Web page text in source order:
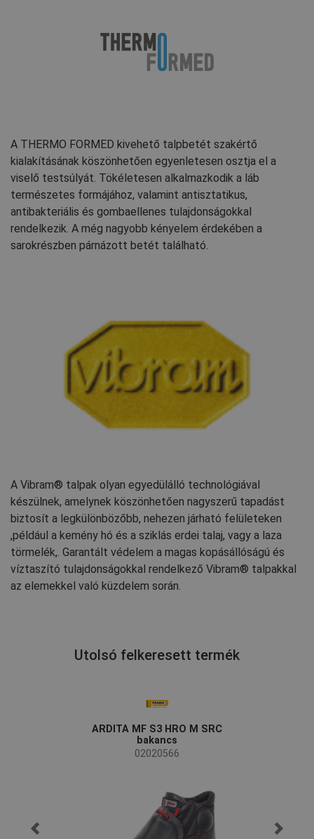
A THERMO FORMED kivehető talpbetét szakértő
kialakításának köszönhetően egyenletesen osztja el a
viselő testsúlyát. Tökéletesen alkalmazkodik a láb
természetes formájához, valamint antisztatikus,
antibakteriális és gombaellenes tulajdonságokkal
rendelkezik. A még nagyobb kényelem érdekében a
sarokrészben párnázott betét található.
A Vibram® talpak olyan egyedülálló technológiával
készülnek, amelynek köszönhetően nagyszerű tapadást
biztosít a legkülönbözőbb, nehezen járható felületeken
,például a kemény hó és a sziklás erdei talaj, vagy a laza
törmelék,. Garantált védelem a magas kopásállóságú és
víztaszító tulajdonságokkal rendelkező Vibram® talpakkal
az elemekkel való küzdelem során.
Utolsó felkeresett termék
ARDITA MF S3 HRO M SRC
bakancs
02020566